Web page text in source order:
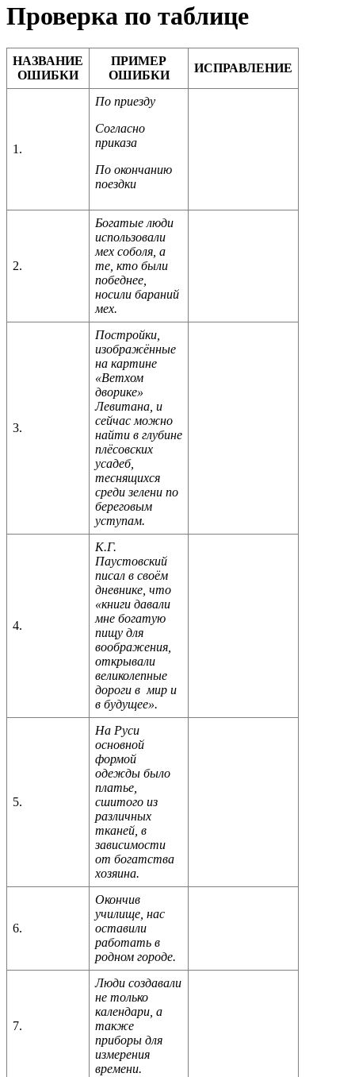
Проверка по таблице
НАЗВАНИЕ
ОШИБКИ
ПРИМЕР
ОШИБКИ
ИСПРАВЛЕНИЕ
1.
По приезду
Согласно
приказа
По окончанию
поездки
2.
Богатые люди
использовали
мех соболя, а
те, кто были
победнее,
носили бараний
мех.
3.
Постройки,
изображённые
на картине
«Ветхом
дворике»
Левитана, и
сейчас можно
найти в глубине
плёсовских
усадеб,
теснящихся
среди зелени по
береговым
уступам.
4.
К.Г.
Паустовский
писал в своём
дневнике, что
«книги давали
мне богатую
пищу для
воображения,
открывали
великолепные
дороги в мир и
в будущее».
5.
На Руси
основной
формой
одежды было
платье,
сшитого из
различных
тканей, в
зависимости
от богатства
хозяина.
6.
Окончив
училище, нас
оставили
работать в
родном городе.
7.
Люди создавали
не только
календари, а
также
приборы для
измерения
времени.